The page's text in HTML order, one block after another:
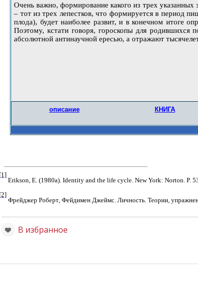
Очень важно, формирование какого из трех
– тот из трех лепестков, что формируется в период
плода), будет наиболее развит, и в конечном итоге
Поэтому, кстати говоря, гороскопы для родившихся
абсолютной антинаучной ересью, а отражают
описание КНИГА
[1]
Erikson, E. (1980a). Identity and the life cycle. New York: Norton. P.
[2]
Фрейджер Роберт ,Фейдимен Джеймс .Личность. Теории,
В избранное